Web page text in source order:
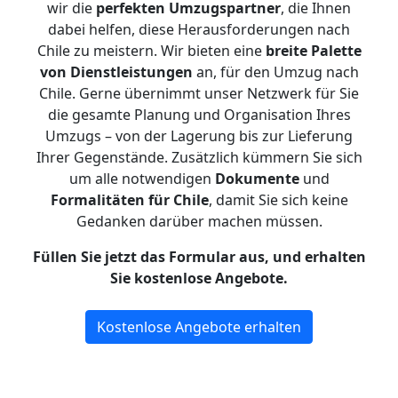
wir die perfekten Umzugspartner, die Ihnen
dabei helfen, diese Herausforderungen nach
Chile zu meistern. Wir bieten eine breite Palette
von Dienstleistungen an, für den Umzug nach
Chile. Gerne übernimmt unser Netzwerk für Sie
die gesamte Planung und Organisation Ihres
Umzugs – von der Lagerung bis zur Lieferung
Ihrer Gegenstände. Zusätzlich kümmern Sie sich
um alle notwendigen Dokumenteund
Formalitäten für Chile, damit Sie sich keine
Gedanken darüber machen müssen.
Füllen Sie jetzt das Formular aus, und erhalten
Sie kostenlose Angebote.
Kostenlose Angebote erhalten